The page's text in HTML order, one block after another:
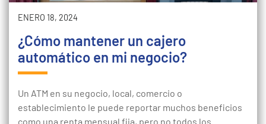
ENERO 18, 2024
¿Cómo mantener un cajero
automático en mi negocio?
Un ATM en su negocio, local, comercio o
establecimiento le puede reportar muchos beneficios
como una renta mensual fija, pero no todos los